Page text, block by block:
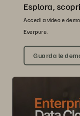
Esplora,
Accedi a video e
Everpure.
Guarda le